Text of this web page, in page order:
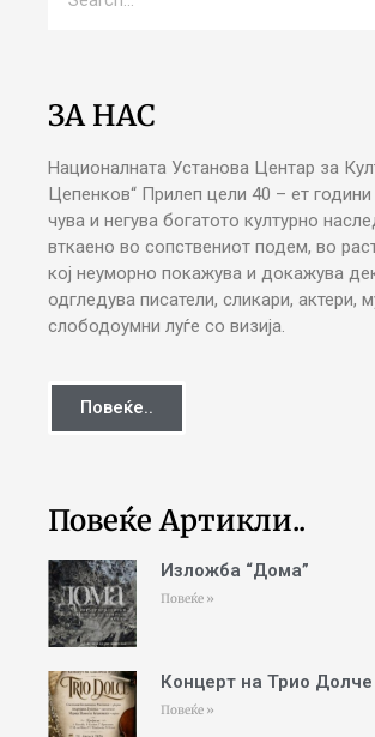
ЗА НАС
Националната Установа Центар за
Цепенков“ Прилеп цели 40 – ет
чува и негува богатото културно
вткаено во сопствениот подем, во
кој неуморно покажува и докажува
одгледува писатели, сликари, актери,
слободоумни луѓе со визија.
Повеќе..
Повеќе Артикли..
Изложба “Дома”
Повеќе »
Концерт на Трио Долче
Повеќе »